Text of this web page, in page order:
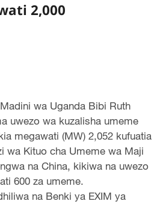
2,000
wa Uganda Bibi Ruth
uwezo wa kuzalisha umeme
megawati (MW) 2,052 kufuatia
wa Kituo cha Umeme wa Maji
na China, kikiwa na uwezo
600 za umeme.
na Benki ya EXIM ya